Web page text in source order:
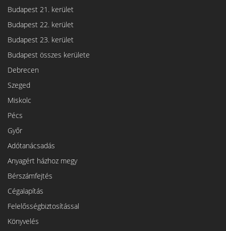
Budapest 21. kerület
Budapest 22. kerület
Budapest 23. kerület
Budapest összes kerülete
Debrecen
Szeged
Miskolc
Pécs
Győr
Adótanácsadás
Anyagért házhoz megy
Bérszámfejtés
Cégalapítás
Felelősségbiztosítással
Könyvelés